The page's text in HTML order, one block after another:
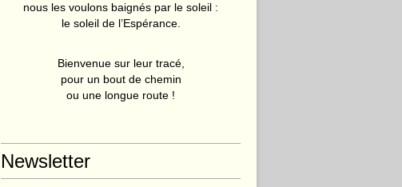
nous les voulons baignés par le soleil :
le soleil de l’Espérance.
Bienvenue sur leur tracé,
pour un bout de chemin
ou une longue route !
Newsletter